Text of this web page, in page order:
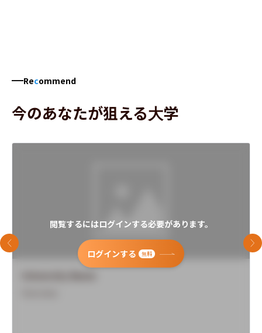
Recommend
今のあなたが狙える大学
閲覧するにはログインする必要があります。
ログインする 無料
前のスライド 次